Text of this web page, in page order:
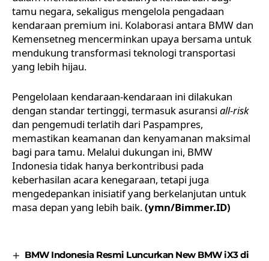
tamu negara, sekaligus mengelola pengadaan
kendaraan premium ini. Kolaborasi antara BMW dan
Kemensetneg mencerminkan upaya bersama untuk
mendukung transformasi teknologi transportasi
yang lebih hijau.
Pengelolaan kendaraan-kendaraan ini dilakukan
dengan standar tertinggi, termasuk asuransi all-risk
dan pengemudi terlatih dari Paspampres,
memastikan keamanan dan kenyamanan maksimal
bagi para tamu. Melalui dukungan ini, BMW
Indonesia tidak hanya berkontribusi pada
keberhasilan acara kenegaraan, tetapi juga
mengedepankan inisiatif yang berkelanjutan untuk
masa depan yang lebih baik.(ymn/Bimmer.ID)
BMW Indonesia Resmi Luncurkan New BMW iX3 di